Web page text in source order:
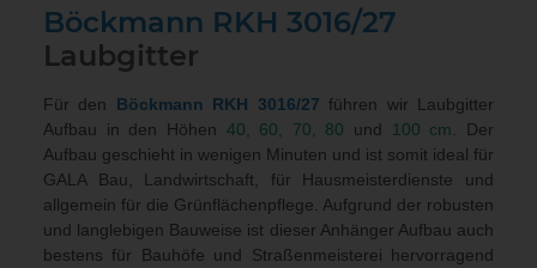
Böckmann RKH 3016/27
Laubgitter
Für den Böckmann RKH 3016/27führen wir Laubgitter
Aufbau in den Höhen 40, 60, 70, 80 und 100 cm . Der
Aufbau geschieht in wenigen Minuten und ist somit ideal für
GALA Bau, Landwirtschaft, für Hausmeisterdienste und
allgemein für die Grünflächenpflege. Aufgrund der robusten
und langlebigen Bauweise ist dieser Anhänger Aufbau auch
bestens für Bauhöfe und Straßenmeisterei hervorragend